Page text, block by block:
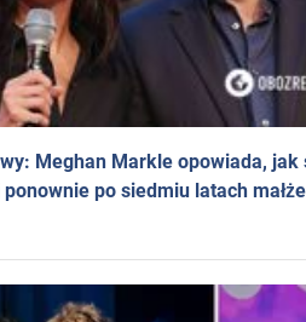
Meghan Markle opowiada, jak
po siedmiu latach